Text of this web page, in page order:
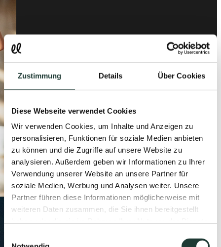
Zustimmung Details Über Cookies
Diese Webseite verwendet Cookies
Wir verwenden Cookies, um Inhalte und Anzeigen zu
personalisieren, Funktionen für soziale Medien anbieten
zu können und die Zugriffe auf unsere Website zu
analysieren. Außerdem geben wir Informationen zu Ihrer
Verwendung unserer Website an unsere Partner für
soziale Medien, Werbung und Analysen weiter. Unsere
Partner führen diese Informationen möglicherweise mit
weiteren Daten zusammen, die Sie ihnen bereitgestellt